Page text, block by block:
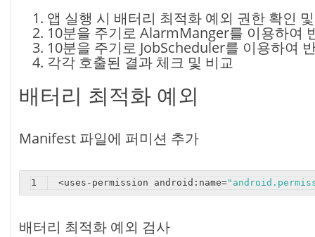
앱 실행 시 배터리 최적화 예외 권한 확인
10분을 주기로 AlarmManger를 이용하여
10분을 주기로 JobScheduler를 이용하여
각각 호출된 결과 체크 및 비교
배터리 최적화 예외
Manifest 파일에 퍼미션 추가
1 <uses-permission android:name=
배터리 최적화 예외 검사